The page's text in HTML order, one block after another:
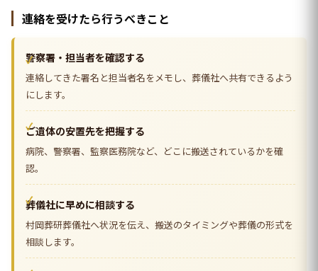
連絡を受けたら行うべきこと
警察署・担当者を確認する
連絡してきた署名と担当者名をメモし、葬儀社へ共有できるよう
にします。
ご遺体の安置先を把握する
病院、警察署、監察医務院など、どこに搬送されているかを確
認。
葬儀社に早めに相談する
村岡葬研葬儀社へ状況を伝え、搬送のタイミングや葬儀の形式を
相談します。